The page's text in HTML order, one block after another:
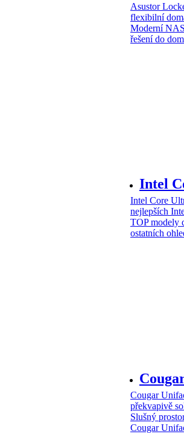
Asustor
flexibilní
Moderní
řešení do
Intel
Intel Core
nejlepších
TOP modely
ostatních
Cougar
překvapivě
Slušný
Cougar